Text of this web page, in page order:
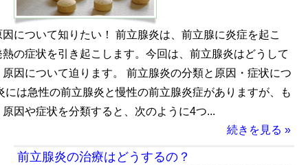
について知りたい！ 前立腺炎は、前立腺に炎症を起こ
の症状を引き起こします。今回は、前立腺炎はどうして
因について迫ります。 前立腺炎の分類と原因・症状につ
には急性の前立腺炎と慢性の前立腺炎症がありますが、も
因や症状を分類すると、次のように4つ...
続きを見る »
前立腺炎の治療はどうするの？